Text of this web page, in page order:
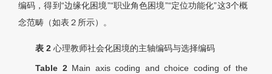
编码，得到“边缘化困境”“职业角色困境”“定位功能化”这3个概
念范畴（如表２所示）。
表 2 心理教师社会化困境的主轴编码与选择编码
Table 2 Main axis coding and choice coding of the